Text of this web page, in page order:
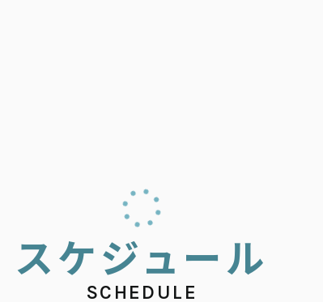
スケジュ ール
SCHEDULE